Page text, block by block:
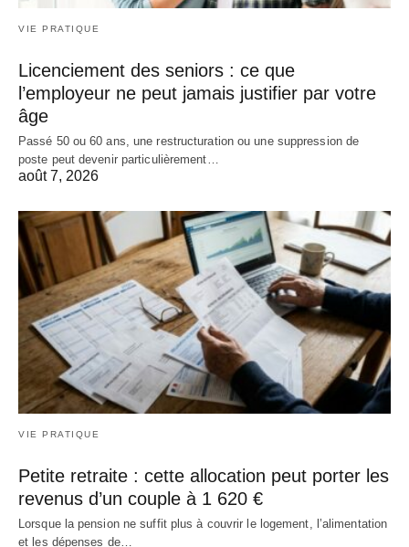
VIE PRATIQUE
Licenciement des seniors : ce que
l’employeur ne peut jamais justifier par votre
âge
Passé 50 ou 60 ans, une restructuration ou une suppression de
poste peut devenir particulièrement…
août 7, 2026
VIE PRATIQUE
Petite retraite : cette allocation peut porter les
revenus d’un couple à 1 620 €
Lorsque la pension ne suffit plus à couvrir le logement, l’alimentation
et les dépenses de…